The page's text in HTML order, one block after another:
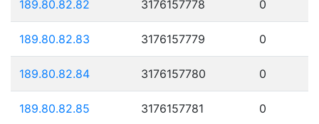
189.80.82.82 3176157778 0
189.80.82.83 3176157779 0
189.80.82.84 3176157780 0
189.80.82.85 3176157781 0